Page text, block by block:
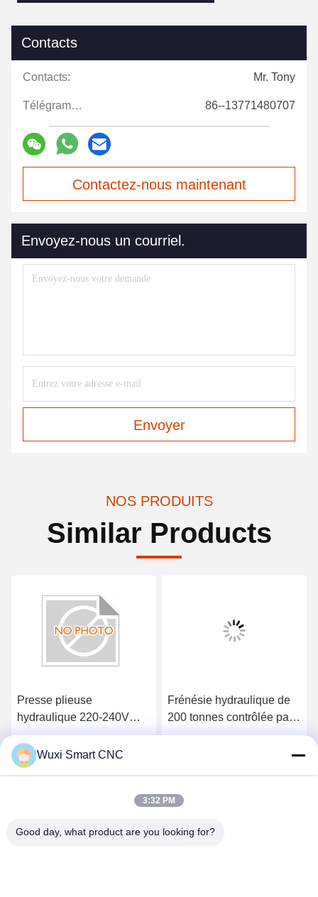
Contacts
Contacts: Mr. Tony
Télégramme: 86--13771480707
Contactez-nous maintenant
Envoyez-nous un courriel.
Envoyer
NOS PRODUITS
Similar Products
Presse plieuse
hydraulique 220-240V
avec dimensions 100 x 50
x 25 cm et poids 5,2 kg
Obtenez le meilleur prix
Frénésie hydraulique de
200 tonnes contrôlée par
CNC pour le pliage en
Obtenez le meilleur prix
Wuxi Smart CNC
3:32 PM
Good day, what product are you looking for?